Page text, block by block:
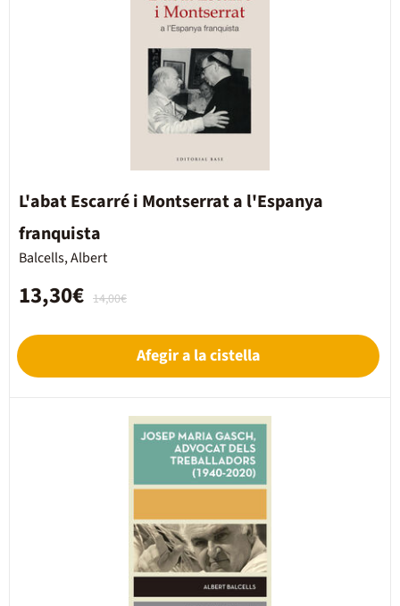
L'abat Escarré i Montserrat a l'Espanya
franquista
Balcells, Albert
14,00€
13,30€
Afegir a la cistella